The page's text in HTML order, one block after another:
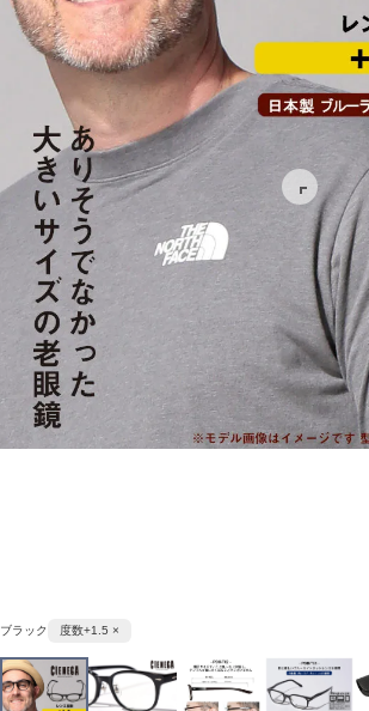
ブラック 度数+1.5 ×